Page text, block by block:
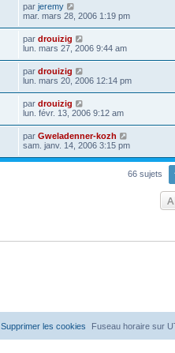
par jeremy
mar. mars 28, 2006 1:19 pm
par drouizig
lun. mars 27, 2006 9:44 am
par drouizig
lun. mars 20, 2006 12:14 pm
par drouizig
lun. févr. 13, 2006 9:12 am
par Gweladenner-kozh
sam. janv. 14, 2006 3:15 pm
66 sujets
Fuseau horaire sur
Supprimer les cookies